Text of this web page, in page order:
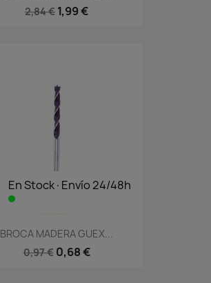
2,84 € 1,99 €
En Stock·Envío 24/48h
BROCA MADERA GUEX...
0,97 € 0,68 €